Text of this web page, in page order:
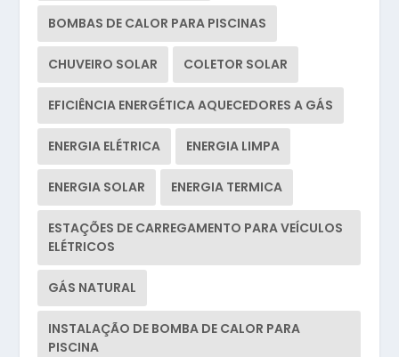
BOMBAS DE CALOR PARA PISCINAS
CHUVEIRO SOLAR COLETOR SOLAR
EFICIÊNCIA ENERGÉTICA AQUECEDORES A GÁS
ENERGIA ELÉTRICA ENERGIA LIMPA
ENERGIA SOLAR ENERGIA TERMICA
ESTAÇÕES DE CARREGAMENTO PARA VEÍCULOS
ELÉTRICOS
GÁS NATURAL
INSTALAÇÃO DE BOMBA DE CALOR PARA
PISCINA